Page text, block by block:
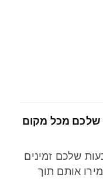
שלכם מכל מקום
שלכם זמינים
אותם תוך